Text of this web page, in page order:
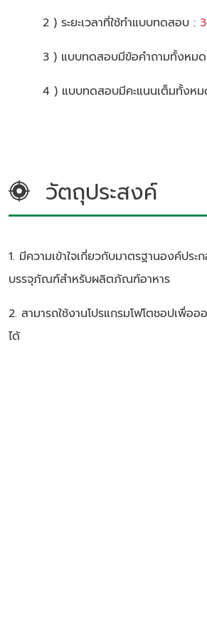
2 ) ระยะเวลาที่ใช้ทำแบบทดสอบ :
3 ) แบบทดสอบมีข้อคำถามทั้งหม
4 ) แบบทดสอบมีคะแนนเต็มทั้งห
วัตถุประสงค์
1. มีความเข้าใจเกี่ยวกับมาตรฐานองค์ปร
บรรจุภัณฑ์สำหรับผลิตภัณฑ์อาหาร
2. สามารถใช้งานโปรแกรมโฟโตชอปเพื่
ได้